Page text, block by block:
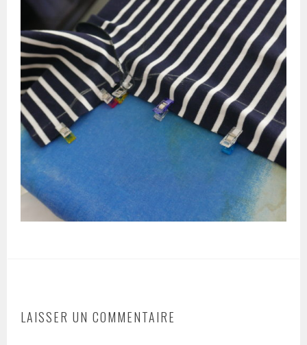
LAISSER UN COMMENTAIRE